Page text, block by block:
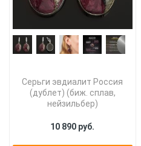
Серьги эвдиалит Россия
(дублет) (биж. сплав,
нейзильбер)
10 890 руб.